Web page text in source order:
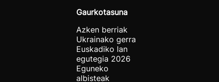
Gaurkotasuna
Azken berriak
Ukrainako gerra
Euskadiko lan
egutegia 2026
Eguneko
albisteak